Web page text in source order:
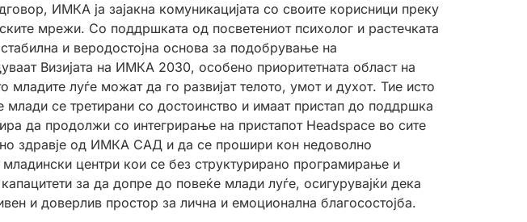
ИМКА ја зајакна комуникацијата со своите корисници преку
мрежи. Со поддршката од посветениот психолог и растечката
и веродостојна основа за подобрување на
Визијата на ИМКА 2030, особено приоритетната област на
луѓе можат да го развијат телото, умот и духот. Тие исто
млади се третирани со достоинство и имаат пристап до поддршка
да продолжи со интегрирање на пристапот Headspace во сите
здравје од ИМКА САД и да се прошири кон недоволно
центри кои се без структурирано програмирање и
за да допре до повеќе млади луѓе, осигурувајќи дека
и доверлив простор за лична и емоционална благосостојба.